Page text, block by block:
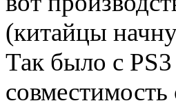
(китайцы
Так было с